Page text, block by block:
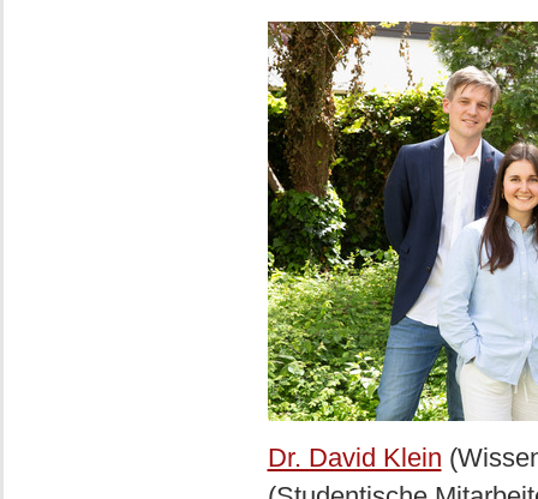
Dr. David Klein